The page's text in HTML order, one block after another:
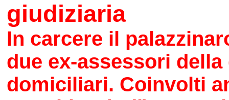
giudiziaria
In carcere il
due ex-assessori
domiciliari. Coinvolti